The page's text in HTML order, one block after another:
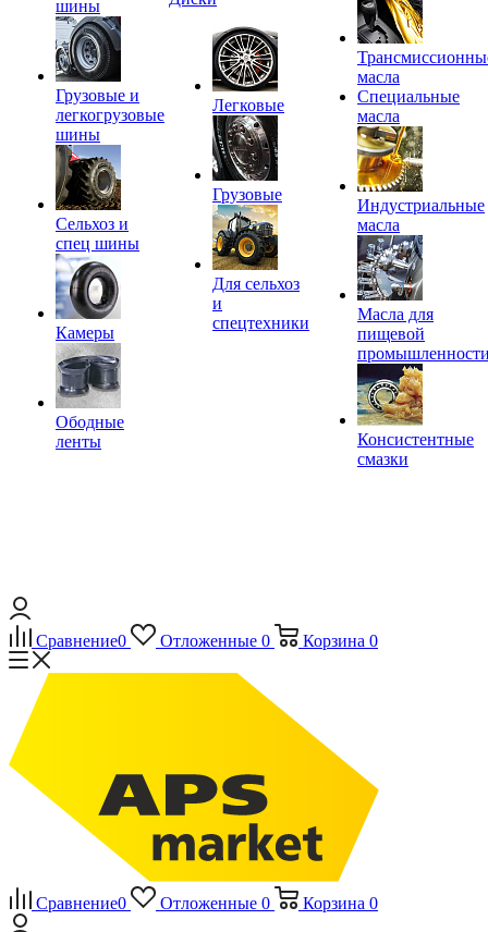
шины
Грузовые и
легкогрузовые
шины
Сельхоз и
спец шины
Камеры
Ободные
ленты
Легковые
Грузовые
Для сельхоз
и
спецтехники
масла
Специальные
масла
Индустриальные
масла
Масла для
пищевой
Консистентные
смазки
Сравнение0 Отложенные 0 Корзина 0
Сравнение0 Отложенные 0 Корзина 0